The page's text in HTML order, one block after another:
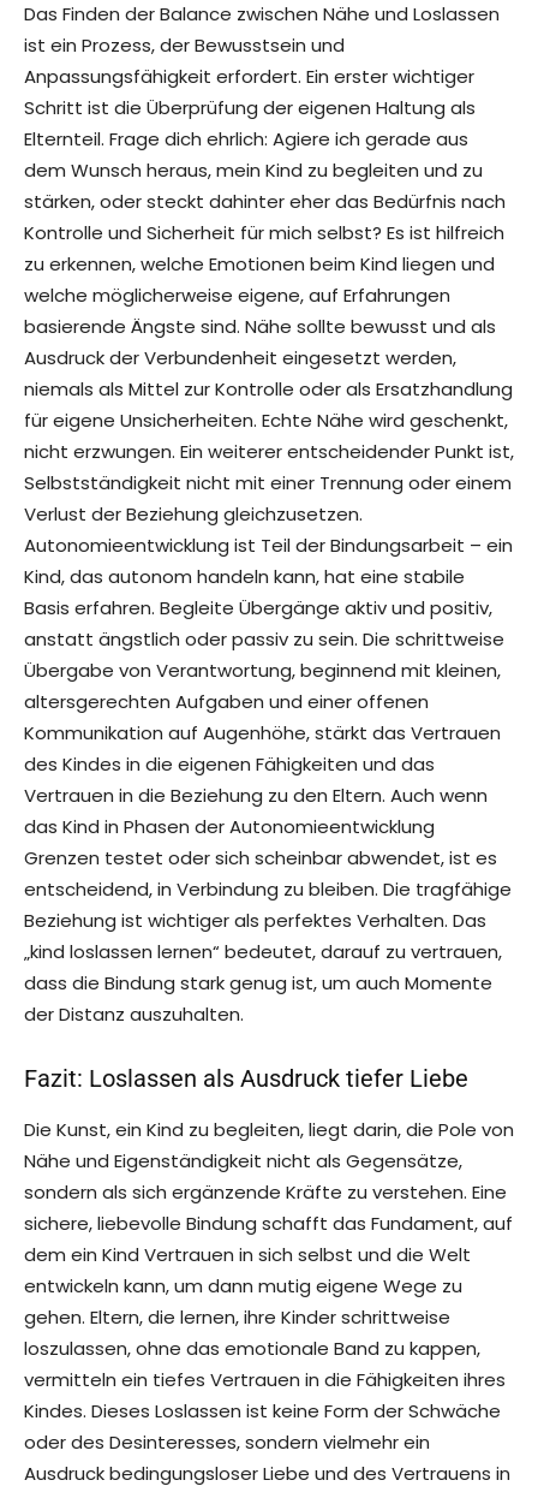
Das Finden der Balance zwischen Nähe und Loslassen
ist ein Prozess, der Bewusstsein und
Anpassungsfähigkeit erfordert. Ein erster wichtiger
Schritt ist die Überprüfung der eigenen Haltung als
Elternteil. Frage dich ehrlich: Agiere ich gerade aus
dem Wunsch heraus, mein Kind zu begleiten und zu
stärken, oder steckt dahinter eher das Bedürfnis nach
Kontrolle und Sicherheit für mich selbst? Es ist hilfreich
zu erkennen, welche Emotionen beim Kind liegen und
welche möglicherweise eigene, auf Erfahrungen
basierende Ängste sind. Nähe sollte bewusst und als
Ausdruck der Verbundenheit eingesetzt werden,
niemals als Mittel zur Kontrolle oder als Ersatzhandlung
für eigene Unsicherheiten. Echte Nähe wird geschenkt,
nicht erzwungen. Ein weiterer entscheidender Punkt ist,
Selbstständigkeit nicht mit einer Trennung oder einem
Verlust der Beziehung gleichzusetzen.
Autonomieentwicklung ist Teil der Bindungsarbeit – ein
Kind, das autonom handeln kann, hat eine stabile
Basis erfahren. Begleite Übergänge aktiv und positiv,
anstatt ängstlich oder passiv zu sein. Die schrittweise
Übergabe von Verantwortung, beginnend mit kleinen,
altersgerechten Aufgaben und einer offenen
Kommunikation auf Augenhöhe, stärkt das Vertrauen
des Kindes in die eigenen Fähigkeiten und das
Vertrauen in die Beziehung zu den Eltern. Auch wenn
das Kind in Phasen der Autonomieentwicklung
Grenzen testet oder sich scheinbar abwendet, ist es
entscheidend, in Verbindung zu bleiben. Die tragfähige
Beziehung ist wichtiger als perfektes Verhalten. Das
„kind loslassen lernen“ bedeutet, darauf zu vertrauen,
dass die Bindung stark genug ist, um auch Momente
der Distanz auszuhalten.
Fazit: Loslassen als Ausdruck tiefer Liebe
Die Kunst, ein Kind zu begleiten, liegt darin, die Pole von
Nähe und Eigenständigkeit nicht als Gegensätze,
sondern als sich ergänzende Kräfte zu verstehen. Eine
sichere, liebevolle Bindung schafft das Fundament, auf
dem ein Kind Vertrauen in sich selbst und die Welt
entwickeln kann, um dann mutig eigene Wege zu
gehen. Eltern, die lernen, ihre Kinder schrittweise
loszulassen, ohne das emotionale Band zu kappen,
vermitteln ein tiefes Vertrauen in die Fähigkeiten ihres
Kindes. Dieses Loslassen ist keine Form der Schwäche
oder des Desinteresses, sondern vielmehr ein
Ausdruck bedingungsloser Liebe und des Vertrauens in